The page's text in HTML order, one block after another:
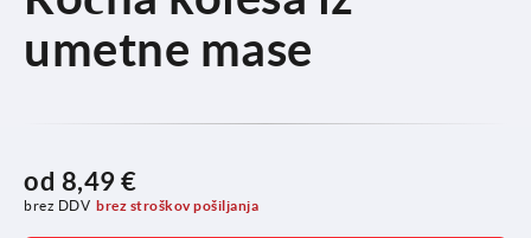
umetne mase
od 8,49 €
brez DDV brez stroškov pošiljanja